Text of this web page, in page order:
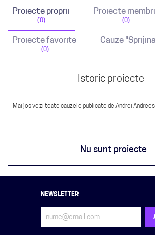
Proiecte proprii
(0)
Proiecte
(0)
Proiecte favorite
(0)
Cauze
Istoric proiecte
Mai jos vezi toate cauzele publicate de Andrei
Nu sunt proiecte
NEWSLETTER